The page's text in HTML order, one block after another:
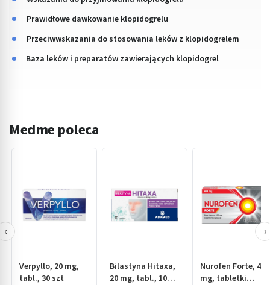
Prawidłowe dawkowanie klopidogrelu
Przeciwwskazania do stosowania leków z klopidogrelem
Baza leków i preparatów zawierających klopidogrel
Medme poleca
Verpyllo, 20 mg,
tabl., 30 szt
Bilastyna Hitaxa,
20 mg, tabl., 10
Nurofen Forte, 400
mg, tabletki
‹ ›